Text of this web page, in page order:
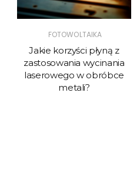
FOTOWOLTAIKA
Jakie korzyści płyną z
zastosowania wycinania
laserowego w obróbce
metali?